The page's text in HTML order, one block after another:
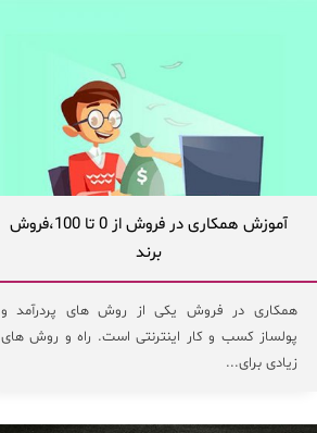
آموزش همکاری در فروش از 0 تا 100،فروش
برند
همکاری در فروش یکی از روش های پردرآمد و
پولساز کسب و کار اینترنتی است. راه و روش های
زیادی برای...